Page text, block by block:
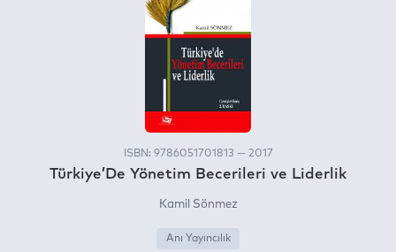
ISBN: 9786051701813 — 2017
Türkiye’De Yönetim Becerileri ve Liderlik
Kamil Sönmez
Anı Yayıncılık